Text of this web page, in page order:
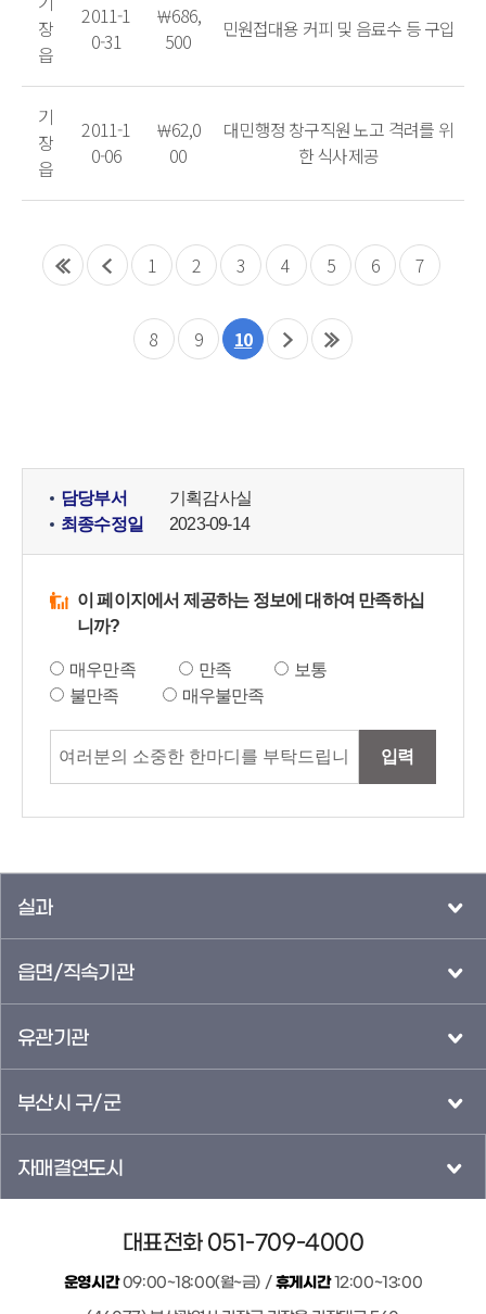
장
읍
2011-1
0-31
￦686,
500
민원접대용 커피 및 음료수 등 구입
기
장
읍
2011-1
0-06
￦62,0
00
대민행정 창구직원 노고 격려를 위
한 식사제공
1 2 3 4 5 6 7
8 9 10
담당부서
기획감사실
최종수정일
2023-09-14
이 페이지에서 제공하는 정보에 대하여 만족하십
니까?
매우만족 만족
보통
불만족
매우불만족
입력
실과
읍면/직속기관
유관기관
부산시 구/군
자매결연도시
대표전화 051-709-4000
운영시간09:00~18:00(월~금) /휴게시간12:00~13:00